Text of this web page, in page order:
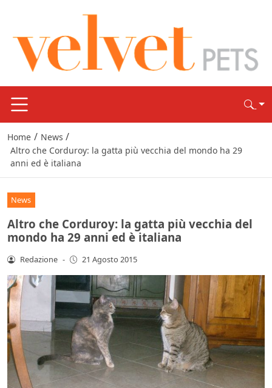
Home / News /
Altro che Corduroy: la gatta più vecchia del mondo ha 29
anni ed è italiana
News
Altro che Corduroy: la gatta più vecchia del
mondo ha 29 anni ed è italiana
Redazione - 21 Agosto 2015